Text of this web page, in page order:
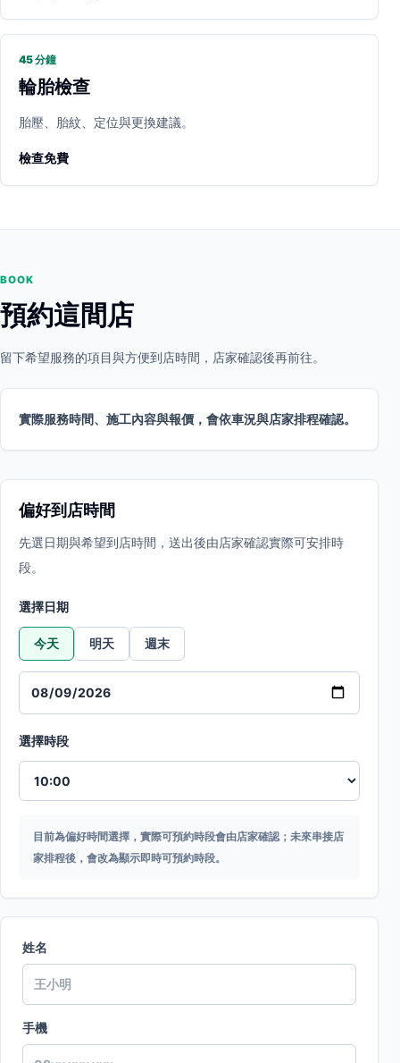
45 分鐘
輪胎檢查
胎壓、胎紋、定位與更換建議。
檢查免費
BOOK
預約這間店
留下希望服務的項目與方便到店時間，店家確認後再前往。
實際服務時間、施工內容與報價，會依車況與店家排程確認。
偏好到店時間
先選日期與希望到店時間，送出後由店家確認實際可安排時
段。
選擇日期
今天 明天 週末
選擇時段
目前為偏好時間選擇，實際可預約時段會由店家確認；未來串接店
家排程後，會改為顯示即時可預約時段。
姓名
手機